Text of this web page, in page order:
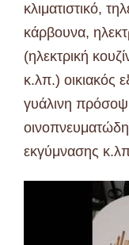
κλιματιστικό,
κάρβουνα,
(ηλεκτρική
κ.λπ.) οικιακός
γυάλινη
εκγύμνασης